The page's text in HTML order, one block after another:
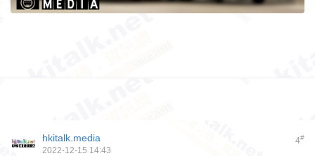
4#
hkitalk.media
2022-12-15 14:43